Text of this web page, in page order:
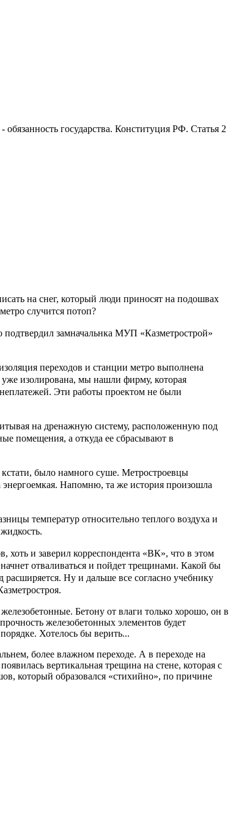
государства. Конституция РФ. Статья 2
на снег, который люди приносят на подошвах
случится потоп?
подтвердил замначальнка МУП «Казметрострой»
переходов и станции метро выполнена
уже изолирована, мы нашли фирму, которая
Эти работы проектом не были
на дренажную систему, расположенную под
помещения, а откуда ее сбрасывают в
кстати, было намного суше. Метростроевцы
Напомню, та же история произошла
температур относительно теплого воздуха и
хоть и заверил корреспондента «ВК», что в этом
отваливаться и пойдет трещинами. Какой бы
Ну и дальше все согласно учебнику
Бетону от влаги только хорошо, он в
железобетонных элементов будет
Хотелось бы верить...
более влажном переходе. А в переходе на
вертикальная трещина на стене, которая с
который образовался «стихийно», по причине